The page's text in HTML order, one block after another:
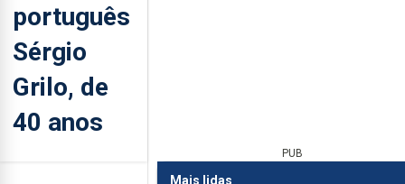
português
Sérgio
Grilo, de
40 anos
PUB
Mais lidas